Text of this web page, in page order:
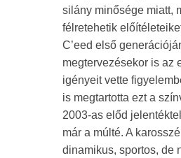
silány minősége miatt,
félretehetik
C’eed első
megtervezésekor is az
igényeit vette
is megtartotta ezt a
2003-as előd
már a múlté. A
dinamikus, sportos, de